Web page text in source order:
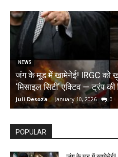
NEWS
जंग के मूड में खामेनेई! IRGC को
‘मिसाइल सिटी’ एक्टिव — ट्रंप
Juli Desoza - January 10, 2026 0
POPULAR